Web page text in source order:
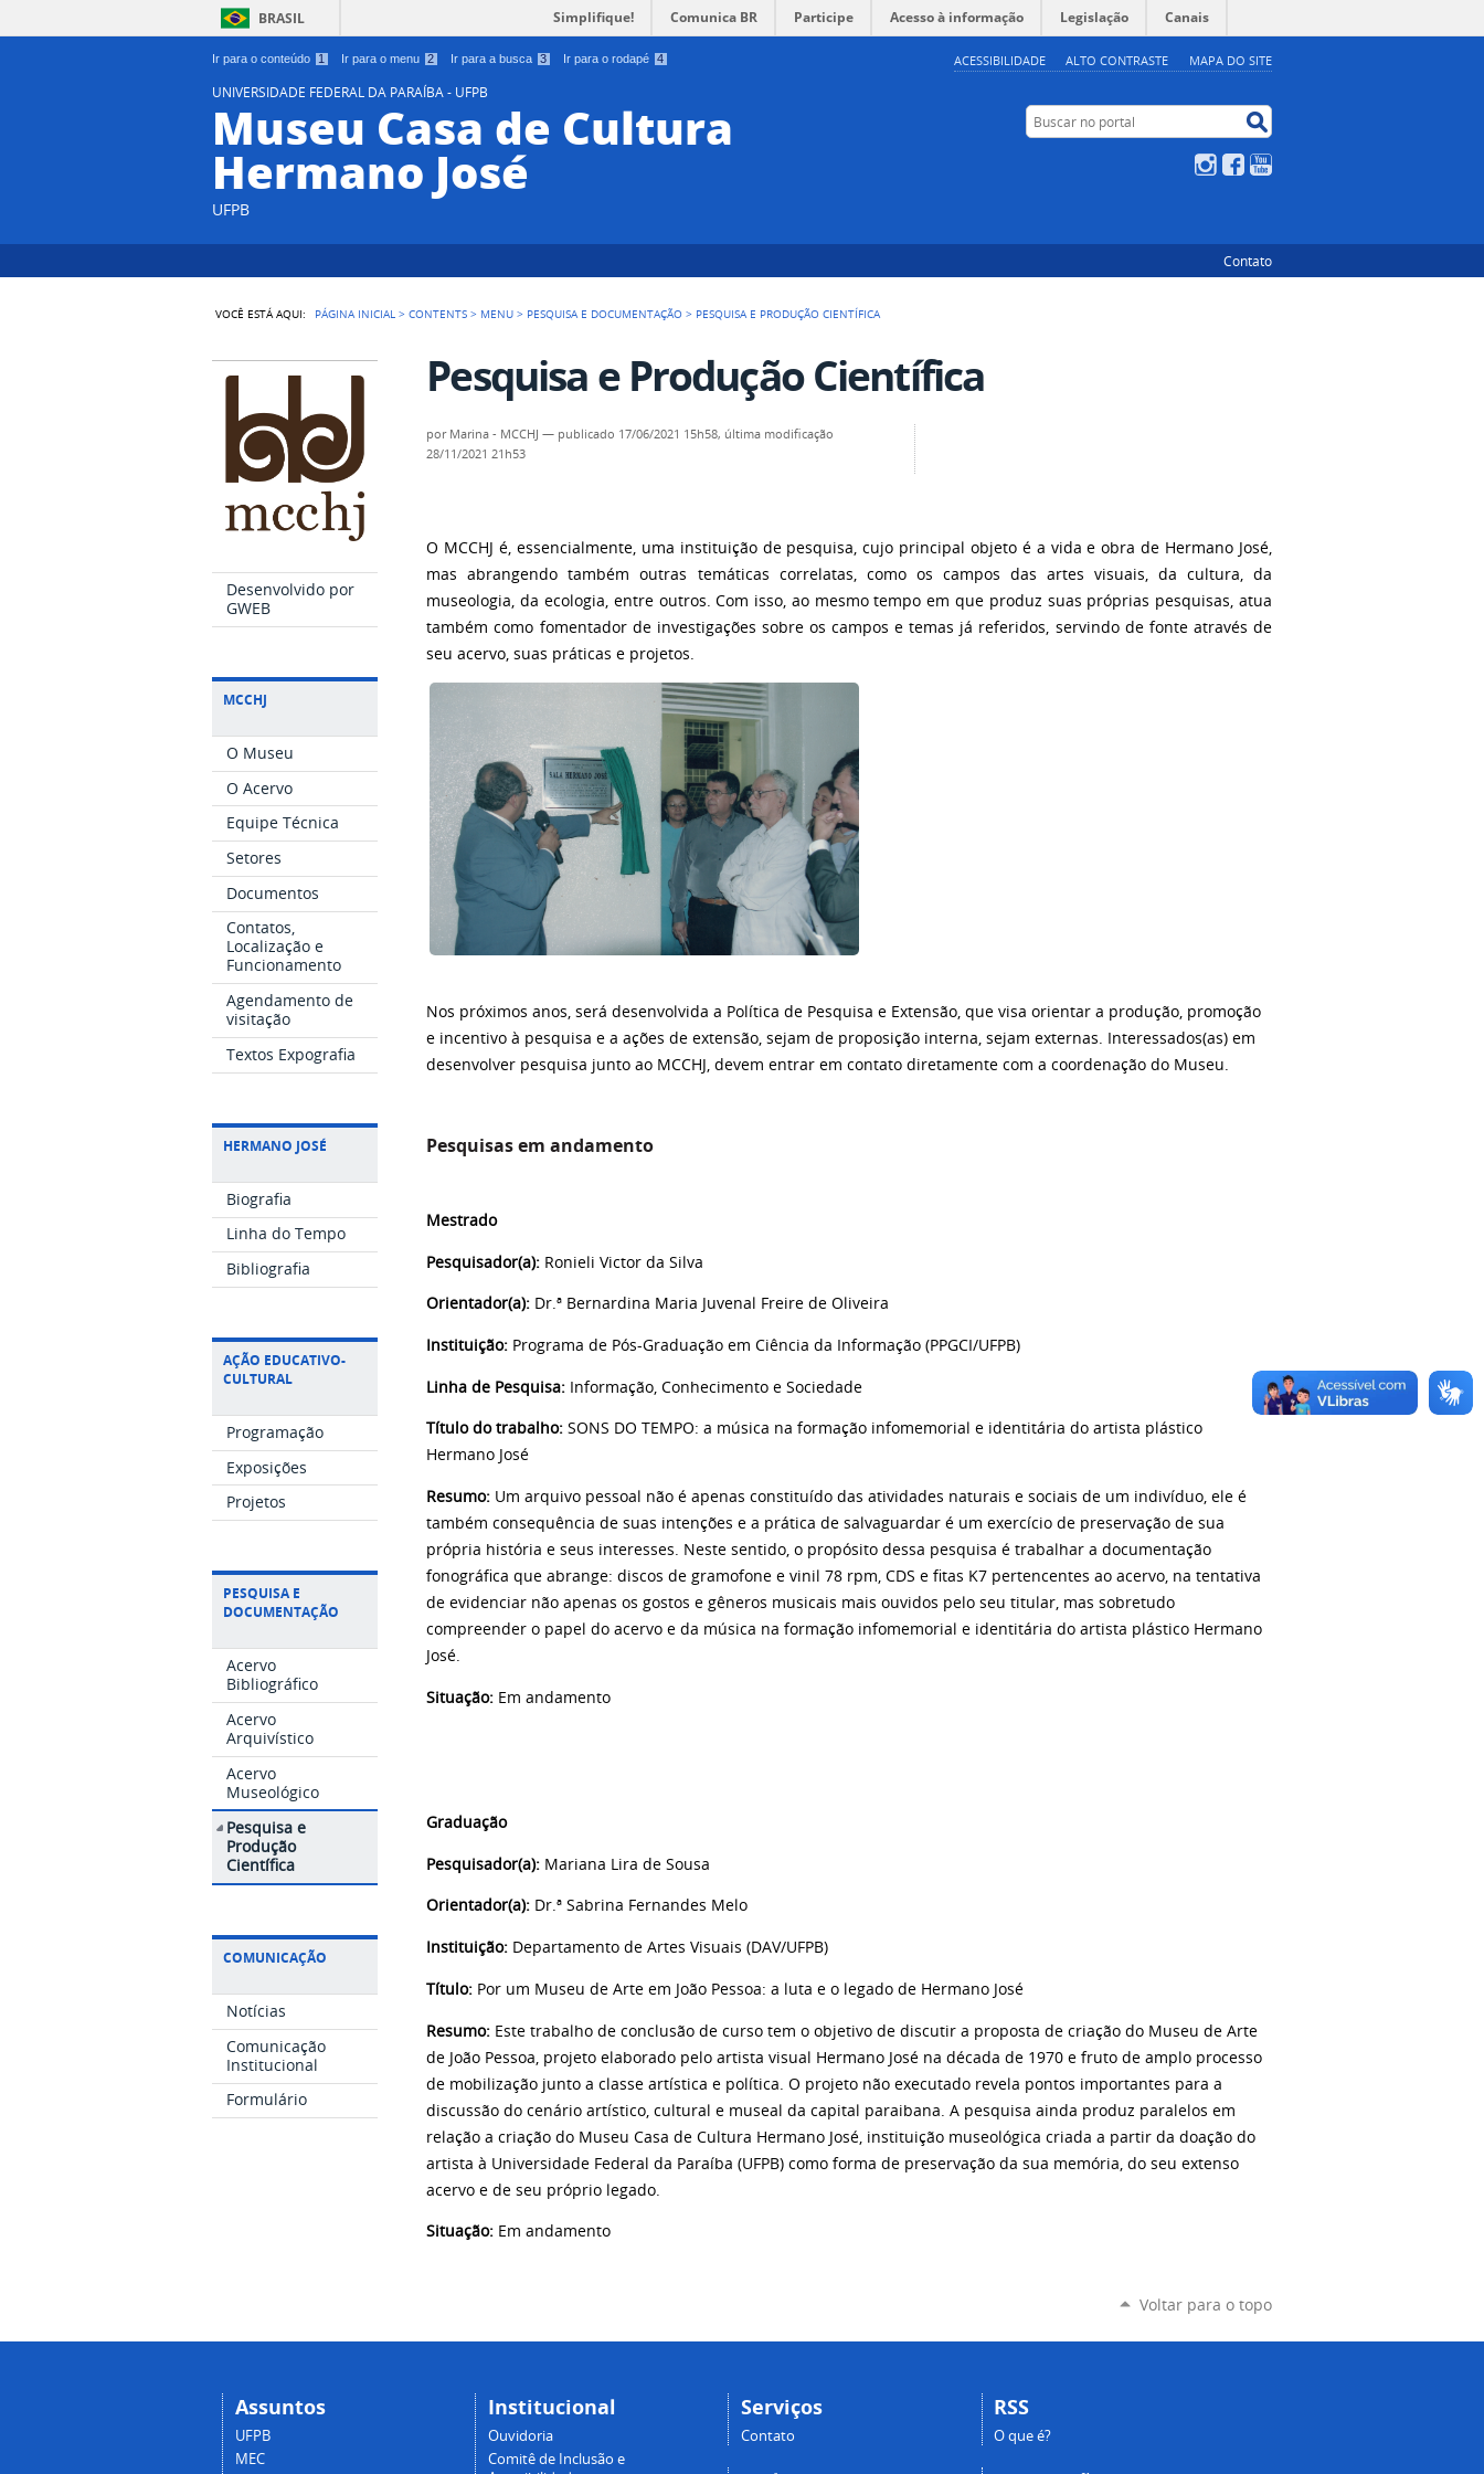
Ir para o conteúdo 1 Ir para o menu 2 Ir para a busca 3 Ir para o rodapé 4 ACESSIBILIDADE ALTO CONTRASTE MAPA DO SITE
BRASIL Simplifique! Comunica BR Participe Acesso à informação Legislação Canais
UNIVERSIDADE FEDERAL DA PARAÍBA - UFPB
Museu Casa de Cultura
Hermano José
UFPB
Buscar no portal
InstagramFacebook
Contato
VOCÊ ESTÁ AQUI: PÁGINA INICIAL >CONTENTS > MENU > PESQUISA E DOCUMENTAÇÃO > PESQUISA E PRODUÇÃO CIENTÍFICA
Desenvolvido por
GWEB
MCCHJ
O Museu
O Acervo
Equipe Técnica
Setores
Documentos
Contatos,
Localização e
Funcionamento
Agendamento de
visitação
Textos Expografia
HERMANO JOSÉ
Biografia
Linha do Tempo
Bibliografia
AÇÃO EDUCATIVO-
CULTURAL
Programação
Exposições
Projetos
PESQUISA E
DOCUMENTAÇÃO
Acervo
Bibliográfico
Acervo
Arquivístico
Acervo
Museológico
Pesquisa e
Produção
Científica
COMUNICAÇÃO
Notícias
Comunicação
Institucional
Formulário
Pesquisa e Produção Científica
por Marina - MCCHJ — publicado 17/06/2021 15h58, última modificação
28/11/2021 21h53
O MCCHJ é, essencialmente, uma instituição de pesquisa, cujo principal objeto é a vida e obra de Hermano José,
mas abrangendo também outras temáticas correlatas, como os campos das artes visuais, da cultura, da
museologia, da ecologia, entre outros. Com isso, ao mesmo tempo em que produz suas próprias pesquisas, atua
também como fomentador de investigações sobre os campos e temas já referidos, servindo de fonte através de
seu acervo, suas práticas e projetos.
Nos próximos anos, será desenvolvida a Política de Pesquisa e Extensão, que visa orientar a produção, promoção
e incentivo à pesquisa e a ações de extensão, sejam de proposição interna, sejam externas. Interessados(as) em
desenvolver pesquisa junto ao MCCHJ, devem entrar em contato diretamente com a coordenação do Museu.
Pesquisas em andamento
Mestrado
Pesquisador(a): Ronieli Victor da Silva
Orientador(a): Dr.ª Bernardina Maria Juvenal Freire de Oliveira
Instituição: Programa de Pós-Graduação em Ciência da Informação (PPGCI/UFPB)
Linha de Pesquisa: Informação, Conhecimento e Sociedade
Título do trabalho: SONS DO TEMPO: a música na formação infomemorial e identitária do artista plástico
Hermano José
Resumo: Um arquivo pessoal não é apenas constituído das atividades naturais e sociais de um indivíduo, ele é
também consequência de suas intenções e a prática de salvaguardar é um exercício de preservação de sua
própria história e seus interesses. Neste sentido, o propósito dessa pesquisa é trabalhar a documentação
fonográfica que abrange: discos de gramofone e vinil 78 rpm, CDS e fitas K7 pertencentes ao acervo, na tentativa
de evidenciar não apenas os gostos e gêneros musicais mais ouvidos pelo seu titular, mas sobretudo
compreender o papel do acervo e da música na formação infomemorial e identitária do artista plástico Hermano
José.
Situação: Em andamento
Graduação
Pesquisador(a): Mariana Lira de Sousa
Orientador(a): Dr.ª Sabrina Fernandes Melo
Instituição: Departamento de Artes Visuais (DAV/UFPB)
Título: Por um Museu de Arte em João Pessoa: a luta e o legado de Hermano José
Resumo: Este trabalho de conclusão de curso tem o objetivo de discutir a proposta de criação do Museu de Arte
de João Pessoa, projeto elaborado pelo artista visual Hermano José na década de 1970 e fruto de amplo processo
de mobilização junto a classe artística e política. O projeto não executado revela pontos importantes para a
discussão do cenário artístico, cultural e museal da capital paraibana. A pesquisa ainda produz paralelos em
relação a criação do Museu Casa de Cultura Hermano José, instituição museológica criada a partir da doação do
artista à Universidade Federal da Paraíba (UFPB) como forma de preservação da sua memória, do seu extenso
acervo e de seu próprio legado.
Situação: Em andamento
Voltar para o topo
Assuntos
UFPB
MEC
Institucional
Ouvidoria
Comitê de Inclusão e
Serviços
Contato
RSS
O que é?